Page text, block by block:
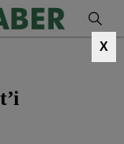
X